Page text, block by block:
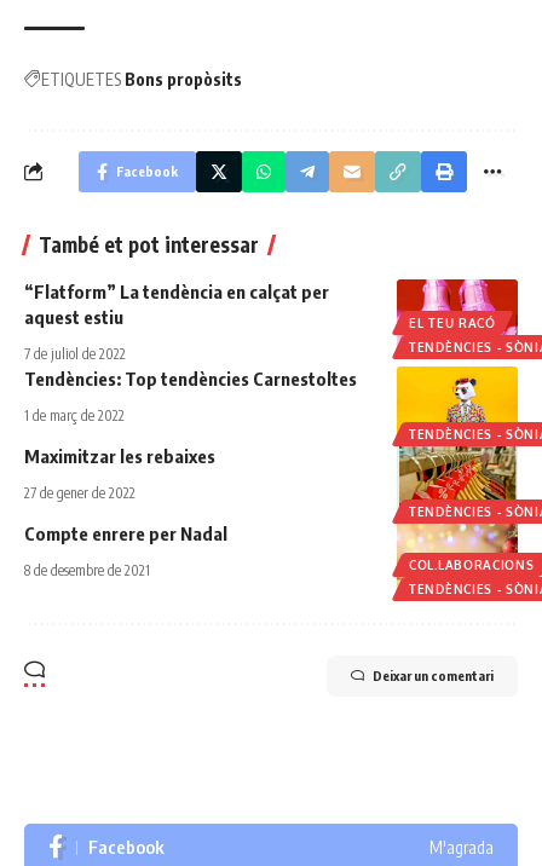
ETIQUETES Bons propòsits
Facebook
També et pot interessar
EL TEU RACÓ
TENDÈNCIES -
“Flatform” La tendència en calçat per
aquest estiu
7 de juliol de 2022
TENDÈNCIES -
Tendències: Top tendències Carnestoltes
1 de març de 2022
TENDÈNCIES -
Maximitzar les rebaixes
27 de gener de 2022
COL.LABORACIONS
TENDÈNCIES -
Compte enrere per Nadal
8 de desembre de 2021
Deixar un comentari
Facebook M'agrada